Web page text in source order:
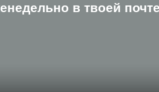
в твоей